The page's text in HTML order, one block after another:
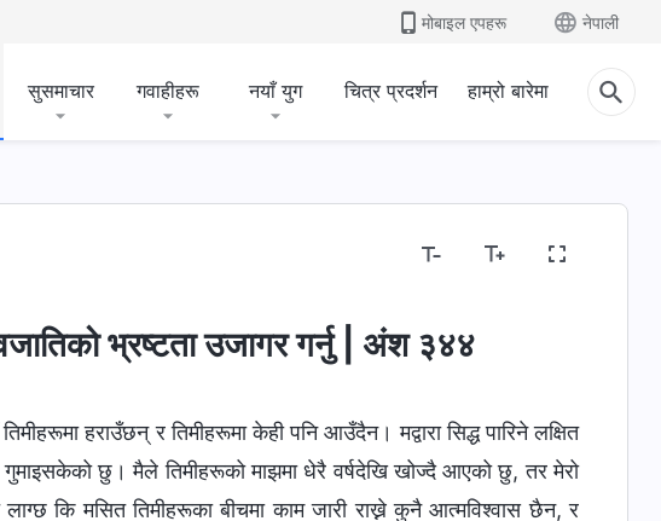
मोबाइल एपहरू नेपाली
सुसमाचार गवाहीहरू नयाँ युग चित्र प्रदर्शन हाम्रो बारेमा
भ्रष्टता उजागर गर्नु | अंश ३४४
हराउँछन् र तिमीहरूमा केही पनि आउँदैन। मद्वारा सिद्ध पारिने लक्षित
छु। मैले तिमीहरूको माझमा धेरै वर्षदेखि खोज्दै आएको छु, तर मेरो
कि मसित तिमीहरूका बीचमा काम जारी राख्ने कुनै आत्मविश्‍वास छैन, र